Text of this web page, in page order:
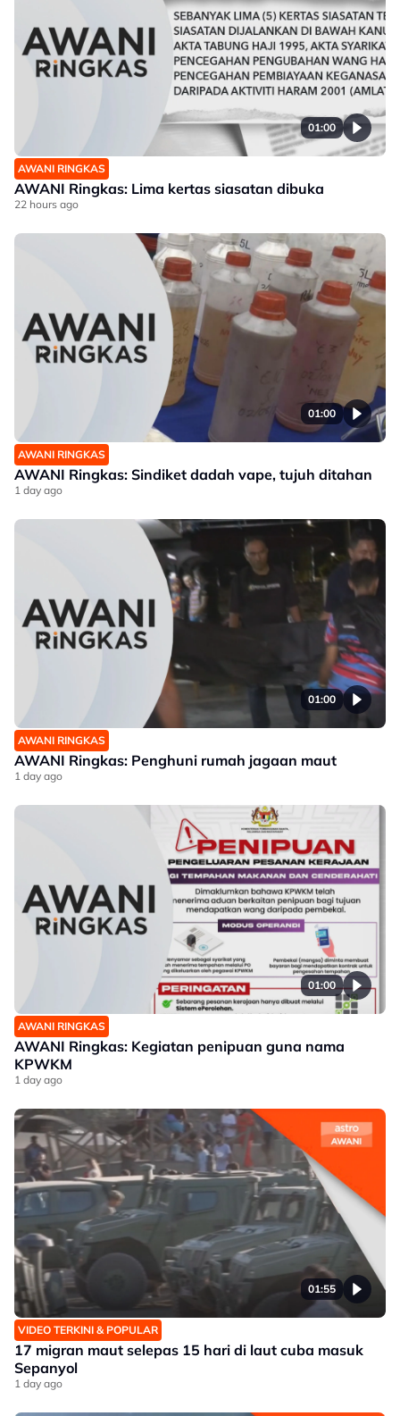
01:00
AWANI RINGKAS
AWANI Ringkas: Lima kertas siasatan dibuka
22 hours ago
01:00
AWANI RINGKAS
AWANI Ringkas: Sindiket dadah vape, tujuh ditahan
1 day ago
01:00
AWANI RINGKAS
AWANI Ringkas: Penghuni rumah jagaan maut
1 day ago
01:00
AWANI RINGKAS
AWANI Ringkas: Kegiatan penipuan guna nama
KPWKM
1 day ago
01:55
VIDEO TERKINI & POPULAR
17 migran maut selepas 15 hari di laut cuba masuk
Sepanyol
1 day ago